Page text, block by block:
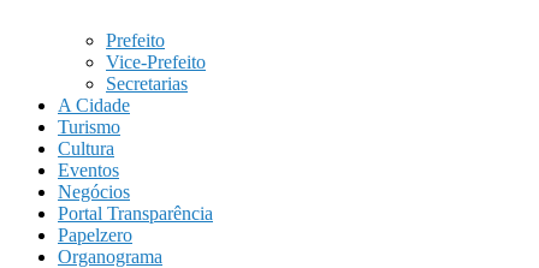
Prefeito
Vice-Prefeito
Secretarias
A Cidade
Turismo
Cultura
Eventos
Negócios
Portal Transparência
Papelzero
Organograma